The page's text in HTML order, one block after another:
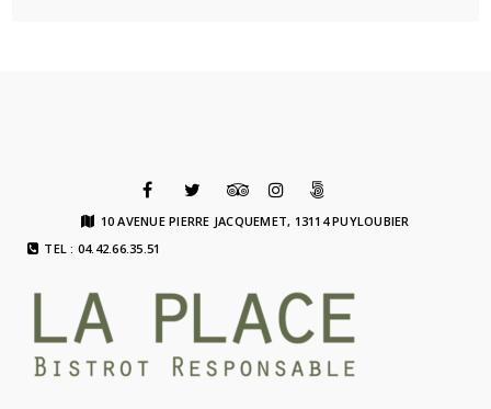
10 AVENUE PIERRE JACQUEMET, 13114 PUYLOUBIER
TEL : 04.42.66.35.51